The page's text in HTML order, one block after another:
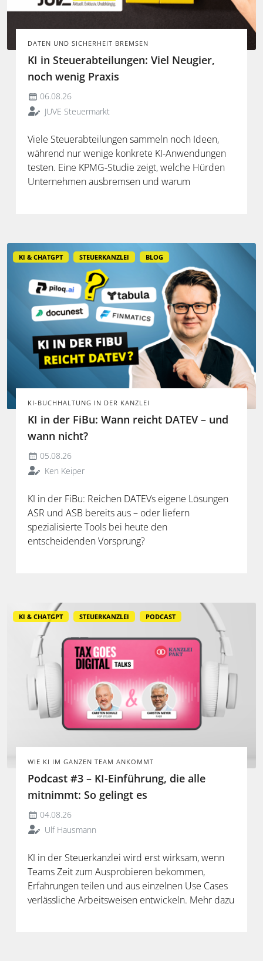
DATEN UND SICHERHEIT BREMSEN
KI in Steuerabteilungen: Viel Neugier,
noch wenig Praxis
06.08.26
JUVE Steuermarkt
Viele Steuerabteilungen sammeln noch Ideen,
während nur wenige konkrete KI-Anwendungen
testen. Eine KPMG-Studie zeigt, welche Hürden
Unternehmen ausbremsen und warum
KI & CHATGPT STEUERKANZLEI BLOG
KI-BUCHHALTUNG IN DER KANZLEI
KI in der FiBu: Wann reicht DATEV – und
wann nicht?
05.08.26
Ken Keiper
KI in der FiBu: Reichen DATEVs eigene Lösungen
ASR und ASB bereits aus – oder liefern
spezialisierte Tools bei heute den
entscheidenden Vorsprung?
KI & CHATGPT STEUERKANZLEI PODCAST
WIE KI IM GANZEN TEAM ANKOMMT
Podcast #3 – KI-Einführung, die alle
mitnimmt: So gelingt es
04.08.26
Ulf Hausmann
KI in der Steuerkanzlei wird erst wirksam, wenn
Teams Zeit zum Ausprobieren bekommen,
Erfahrungen teilen und aus einzelnen Use Cases
verlässliche Arbeitsweisen entwickeln. Mehr dazu